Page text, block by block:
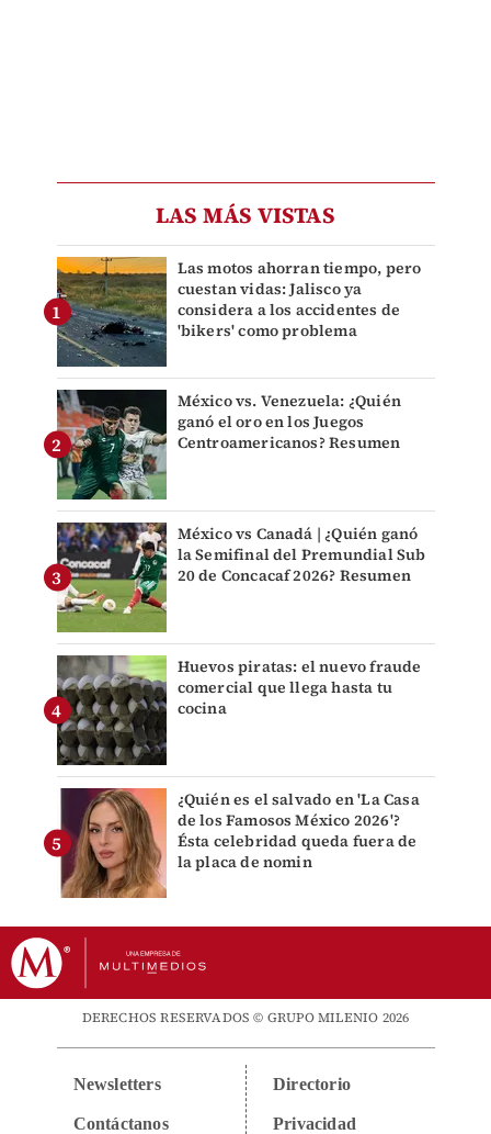
LAS MÁS VISTAS
Las motos ahorran tiempo, pero
cuestan vidas: Jalisco ya
considera a los accidentes de
'bikers' como problema
México vs. Venezuela: ¿Quién
ganó el oro en los Juegos
Centroamericanos? Resumen
México vs Canadá | ¿Quién ganó
la Semifinal del Premundial Sub
20 de Concacaf 2026? Resumen
Huevos piratas: el nuevo fraude
comercial que llega hasta tu
cocina
¿Quién es el salvado en 'La Casa
de los Famosos México 2026'?
Ésta celebridad queda fuera de
la placa de nomin
DERECHOS RESERVADOS © GRUPO MILENIO 2026
Newsletters
Contáctanos
Directorio
Privacidad